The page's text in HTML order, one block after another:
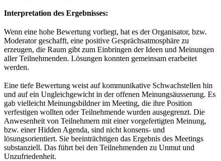
Interpretation des Ergebnisses:
Wenn eine hohe Bewertung vorliegt, hat es der Organisator, bzw.
Moderator geschafft, eine positive Gesprächsatmosphäre zu
erzeugen, die Raum gibt zum Einbringen der Ideen und Meinungen
aller Teilnehmenden. Lösungen konnten gemeinsam erarbeitet
werden.
Eine tiefe Bewertung weist auf kommunikative Schwachstellen hin
und auf ein Ungleichgewicht in der offenen Meinungsäusserung. Es
gab vielleicht Meinungsbildner im Meeting, die ihre Position
verfestigen wollten oder Teilnehmende wurden ausgegrenzt. Die
Anwesenheit von Teilnehmern mit einer vorgefertigten Meinung,
bzw. einer Hidden Agenda, sind nicht konsens- und
lösungsorientiert. Sie beeinträchtigen das Ergebnis des Meetings
substanziell. Das führt bei den Teilnehmenden zu Unmut und
Unzufriedenheit.